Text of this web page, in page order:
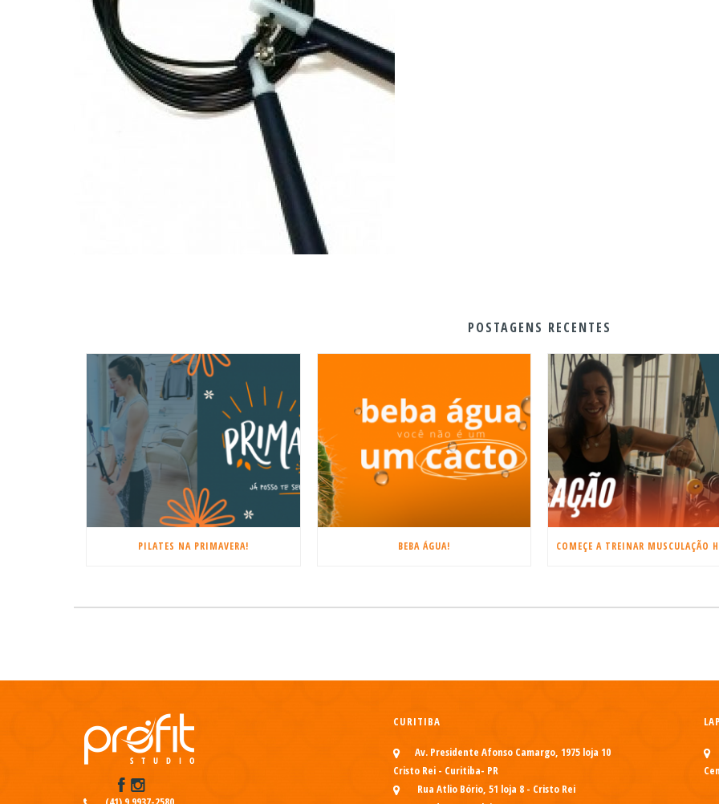
POSTAGENS RECENTES
PILATES NA PRIMAVERA! BEBA ÁGUA!
CURITIBA
Av. Presidente Afonso Camargo, 1975 loja 10
Cristo Rei - Curitiba- PR
Rua Atlio Bório, 51 loja 8 - Cristo Rei